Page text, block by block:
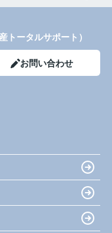
トータルサポート）
お問い合わせ